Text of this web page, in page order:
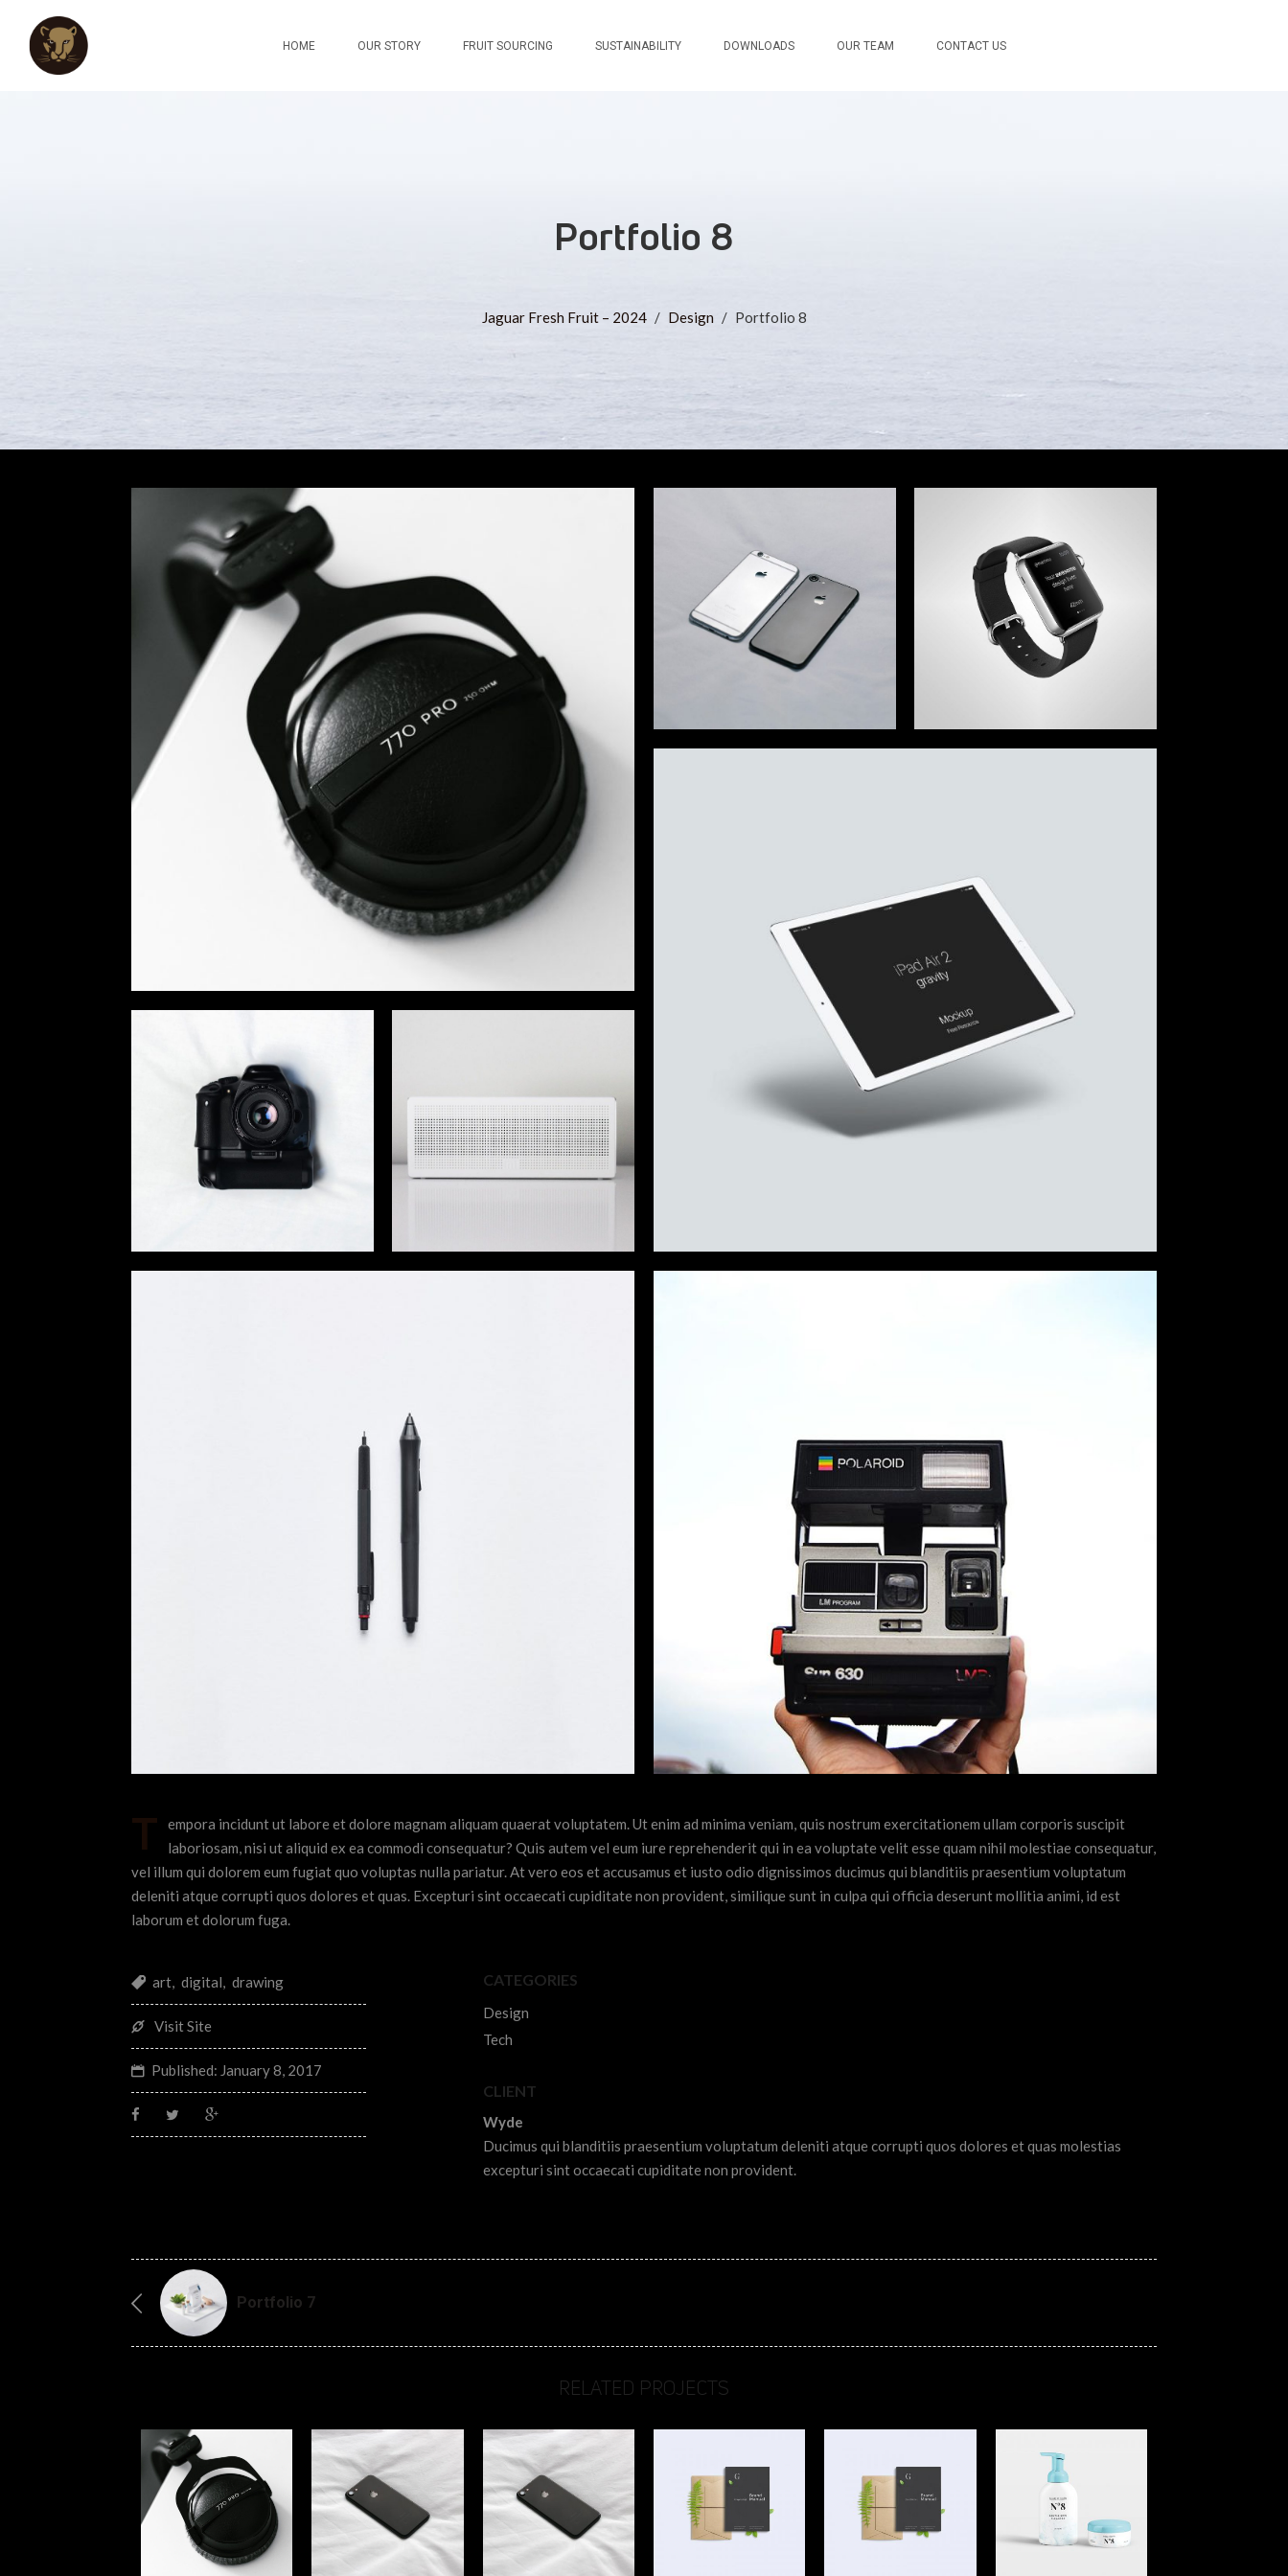
HOME OUR STORY FRUIT SOURCING SUSTAINABILITY DOWNLOADS OUR TEAM CONTACT US
Portfolio 8
Jaguar Fresh Fruit – 2024 / Design / Portfolio 8
T
empora incidunt ut labore et dolore magnam aliquam quaerat voluptatem. Ut enim ad minima veniam, quis nostrum exercitationem ullam corporis suscipit
laboriosam, nisi ut aliquid ex ea commodi consequatur? Quis autem vel eum iure reprehenderit qui in ea voluptate velit esse quam nihil molestiae consequatur,
vel illum qui dolorem eum fugiat quo voluptas nulla pariatur. At vero eos et accusamus et iusto odio dignissimos ducimus qui blanditiis praesentium voluptatum
deleniti atque corrupti quos dolores et quas. Excepturi sint occaecati cupiditate non provident, similique sunt in culpa qui officia deserunt mollitia animi, id est
laborum et dolorum fuga.
art, digital, drawing
Visit Site
Published: January 8, 2017
CATEGORIES
Design
Tech
CLIENT
Wyde
Ducimus qui blanditiis praesentium voluptatum deleniti atque corrupti quos dolores et quas molestias
excepturi sint occaecati cupiditate non provident.
Portfolio 7
RELATED PROJECTS